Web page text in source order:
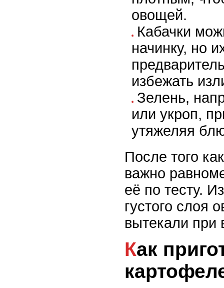
овощей.
Кабачки
начинку, но
избежать
Зелень,
или укроп,
утяжеляя
После того
важно
её по тесту.
густого слоя
вытекали при
Как приготовить пирог с